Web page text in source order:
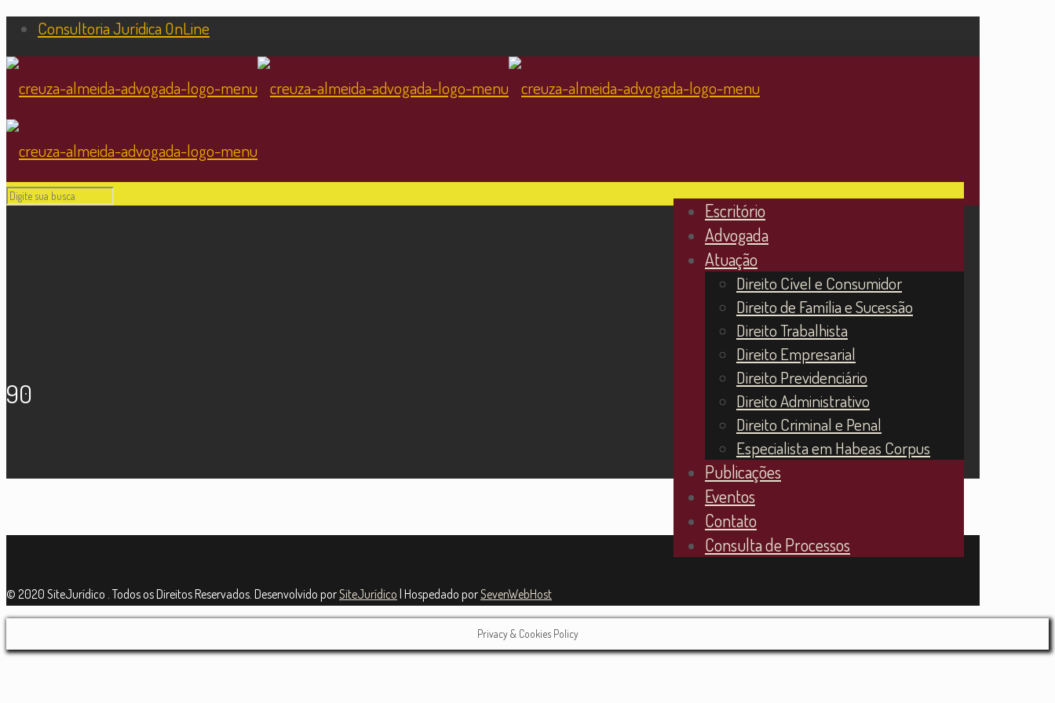
Consultoria Jurídica OnLine
Escritório
Advogada
Atuação
Direito Cível e Consumidor
Direito de Família e Sucessão
Direito Trabalhista
Direito Empresarial
Direito Previdenciário
Direito Administrativo
Direito Criminal e Penal
Especialista em Habeas Corpus
Publicações
Eventos
Contato
Consulta de Processos
90
© 2020 SiteJurídico . Todos os Direitos Reservados. Desenvolvido porSiteJurídico | Hospedado porSevenWebHost
Privacy & Cookies Policy